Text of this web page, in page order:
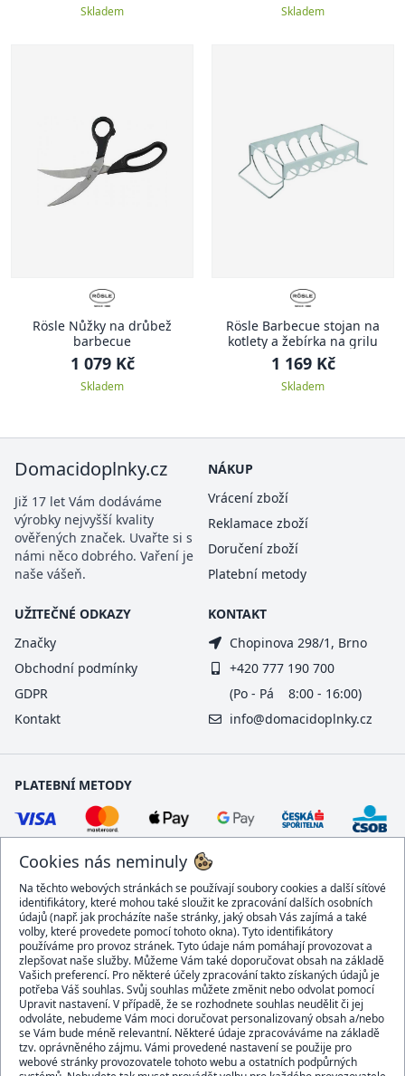
Skladem Skladem
Rösle Nůžky na drůbež
barbecue
1 079 Kč
Skladem
Rösle Barbecue stojan na
kotlety a žebírka na grilu
1 169 Kč
Skladem
Cookies nás neminuly
Na těchto webových stránkách se používají soubory cookies a další síťové
identifikátory, které mohou také sloužit ke zpracování dalších osobních
údajů (např. jak procházíte naše stránky, jaký obsah Vás zajímá a také
volby, které provedete pomocí tohoto okna). Tyto identifikátory
používáme pro provoz stránek. Tyto údaje nám pomáhají provozovat a
zlepšovat naše služby. Můžeme Vám také doporučovat obsah na základě
Vašich preferencí. Pro některé účely zpracování takto získaných údajů je
potřeba Váš souhlas. Svůj souhlas můžete změnit nebo odvolat pomocí
Upravit nastavení. V případě, že se rozhodnete souhlas neudělit či jej
odvoláte, nebudeme Vám moci doručovat personalizovaný obsah a/nebo
se Vám bude méně relevantní. Některé údaje zpracováváme na základě
tzv. oprávněného zájmu. Vámi provedené nastavení se použije pro
webové stránky provozovatele tohoto webu a ostatních podpůrných
Domacidoplnky.cz
Již 17 let Vám dodáváme
výrobky nejvyšší kvality
ověřených značek. Uvařte si s
námi něco dobrého. Vaření je
naše vášeň.
NÁKUP
Vrácení zboží
Reklamace zboží
Doručení zboží
Platební metody
UŽITEČNÉ ODKAZY
Značky
Obchodní podmínky
GDPR
Kontakt
KONTAKT
Chopinova 298/1, Brno
+420 777 190 700
(Po - Pá 8:00 - 16:00)
info@domacidoplnky.cz
PLATEBNÍ METODY
DOPRAVCI
BEZPEČNÝ OBCHOD